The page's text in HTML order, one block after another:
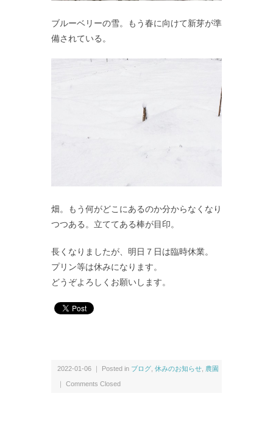
ブルーベリーの雪。もう春に向けて新芽が準
備されている。
畑。もう何がどこにあるのか分からなくなり
つつある。立ててある棒が目印。
長くなりましたが、明日７日は臨時休業。
プリン等は休みになります。
どうぞよろしくお願いします。
2022-01-06 ｜ Posted in ブログ 休みのお知らせ 農園
｜ Comments Closed